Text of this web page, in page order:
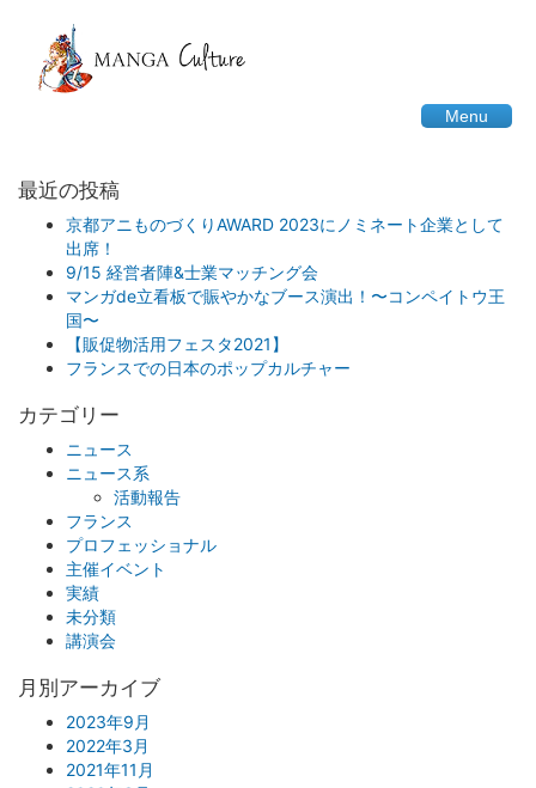
Menu
最近の投稿
京都アニものづくりAWARD 2023にノミネート企業として
出席！
9/15 経営者陣&士業マッチング会
マンガde立看板で賑やかなブース演出！〜コンペイトウ王
国〜
【販促物活用フェスタ2021】
フランスでの日本のポップカルチャー
カテゴリー
ニュース
ニュース系
活動報告
フランス
プロフェッショナル
主催イベント
実績
未分類
講演会
月別アーカイブ
2023年9月
2022年3月
2021年11月